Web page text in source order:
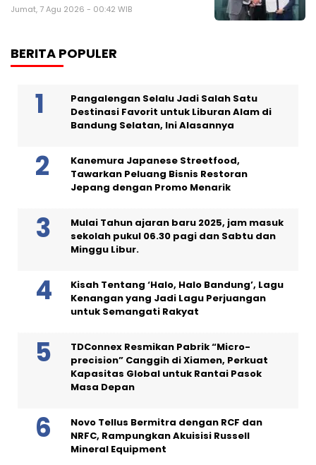
Jumat, 7 Agu 2026 - 00:42 WIB
BERITA POPULER
Pangalengan Selalu Jadi Salah Satu
Destinasi Favorit untuk Liburan Alam di
Bandung Selatan, Ini Alasannya
Kanemura Japanese Streetfood,
Tawarkan Peluang Bisnis Restoran
Jepang dengan Promo Menarik
Mulai Tahun ajaran baru 2025, jam masuk
sekolah pukul 06.30 pagi dan Sabtu dan
Minggu Libur.
Kisah Tentang ‘Halo, Halo Bandung’, Lagu
Kenangan yang Jadi Lagu Perjuangan
untuk Semangati Rakyat
TDConnex Resmikan Pabrik “Micro-
precision” Canggih di Xiamen, Perkuat
Kapasitas Global untuk Rantai Pasok
Masa Depan
Novo Tellus Bermitra dengan RCF dan
NRFC, Rampungkan Akuisisi Russell
Mineral Equipment